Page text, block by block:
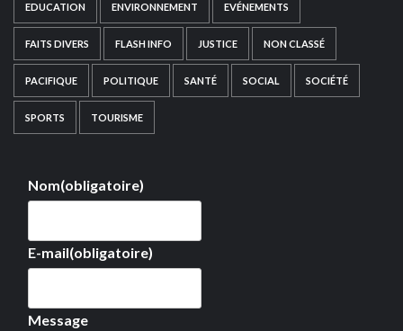
EDUCATION ENVIRONNEMENT EVÉNEMENTS
FAITS DIVERS FLASH INFO JUSTICE NON CLASSÉ
PACIFIQUE POLITIQUE SANTÉ SOCIAL SOCIÉTÉ
SPORTS TOURISME
Nom(obligatoire)
E-mail(obligatoire)
Message